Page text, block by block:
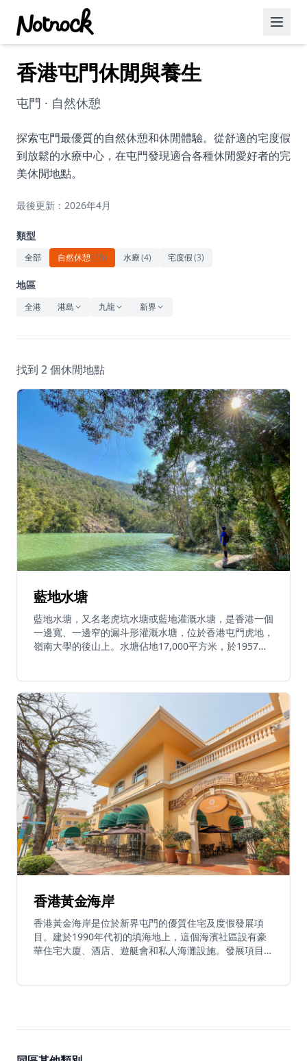
精選活動
博客文章
約會好去處
美食佳餚
運動
藝術文化
休閒
音樂
香港屯門休閒與養生
屯門 · 自然休憩
探索屯門最優質的自然休憩和休閒體驗。從舒適的宅度假
到放鬆的水療中心，在屯門發現適合各種休閒愛好者的完
美休閒地點。
最後更新：2026年4月
類型
全部 自然休憩(15) 水療(4) 宅度假(3)
地區
全港 港島 九龍 新界
找到 2 個休閒地點
藍地水塘
藍地水塘，又名老虎坑水塘或藍地灌溉水塘，是香港一個
一邊寬、一邊窄的漏斗形灌溉水塘，位於香港屯門虎地，
嶺南大學的後山上。水塘佔地17,000平方米，於1957年
後花園」。遊客可在橋上漫步，向九徑山方向眺望，欣賞
壯麗景色。
香港黃金海岸
香港黃金海岸是位於新界屯門的優質住宅及度假發展項
目。建於1990年代初的填海地上，這個海濱社區設有豪
華住宅大廈、酒店、遊艇會和私人海灘設施。發展項目提